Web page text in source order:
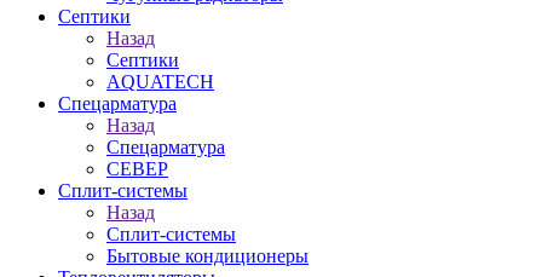
Септики
Назад
Септики
AQUATECH
Спецарматура
Назад
Спецарматура
СЕВЕР
Сплит-системы
Назад
Сплит-системы
Бытовые кондиционеры